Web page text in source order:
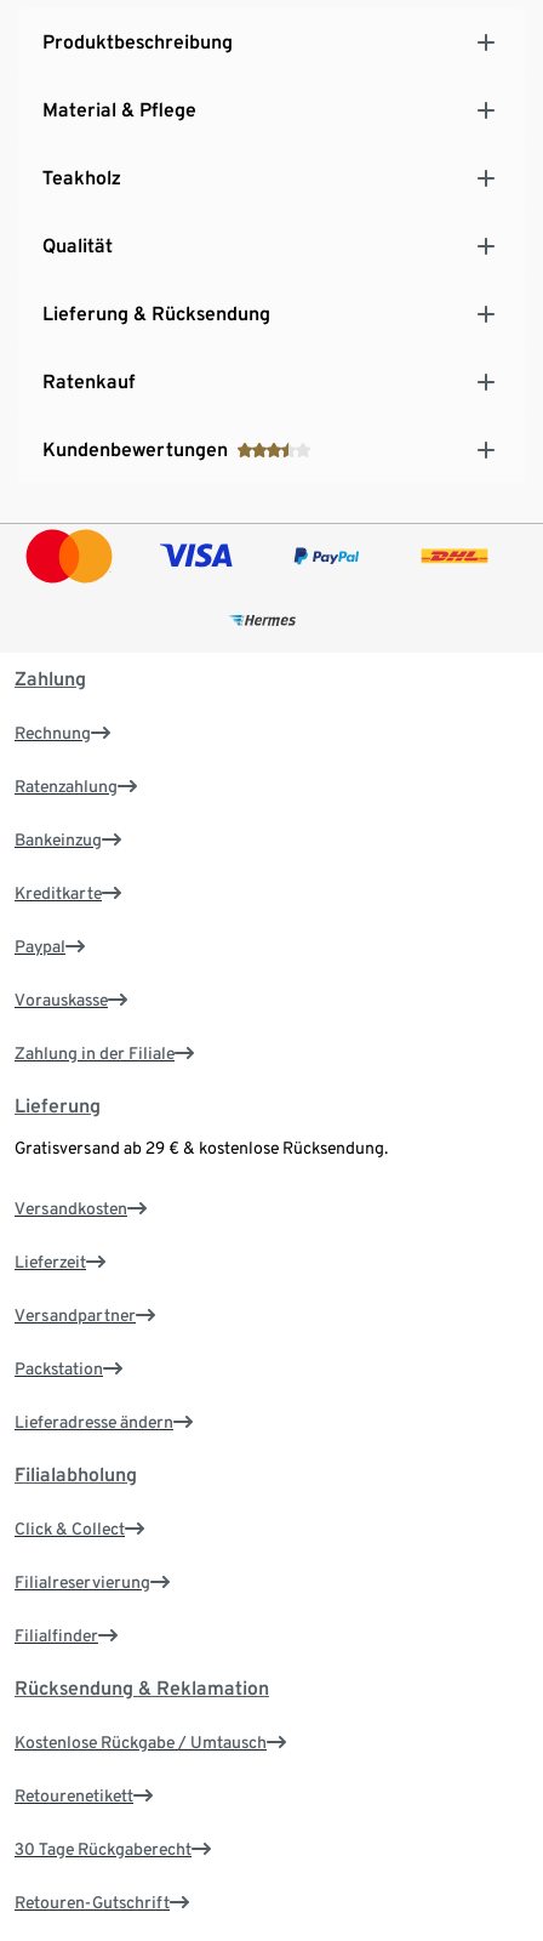
Produktbeschreibung
Material & Pflege
Teakholz
Qualität
Lieferung & Rücksendung
Ratenkauf
Kundenbewertungen
Zahlung
Rechnung
Ratenzahlung
Bankeinzug
Kreditkarte
Paypal
Vorauskasse
Zahlung in der Filiale
Lieferung
Gratisversand ab 29 € & kostenlose Rücksendung.
Versandkosten
Lieferzeit
Versandpartner
Packstation
Lieferadresse ändern
Filialabholung
Click & Collect
Filialreservierung
Filialfinder
Rücksendung & Reklamation
Kostenlose Rückgabe / Umtausch
Retourenetikett
30 Tage Rückgaberecht
Retouren-Gutschrift